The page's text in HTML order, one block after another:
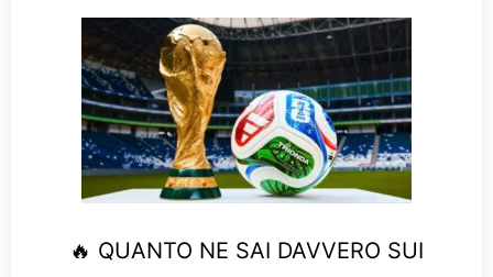
🔥 QUANTO NE SAI DAVVERO SUI